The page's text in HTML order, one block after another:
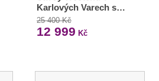
Karlových Varech s…
25 400 Kč
12 999 Kč